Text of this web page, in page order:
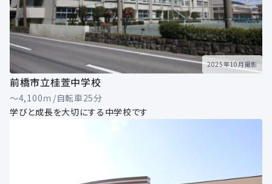
2025年10月撮影
前橋市立桂萱中学校
～4,100ｍ/自転車25分
学びと成長を大切にする中学校です